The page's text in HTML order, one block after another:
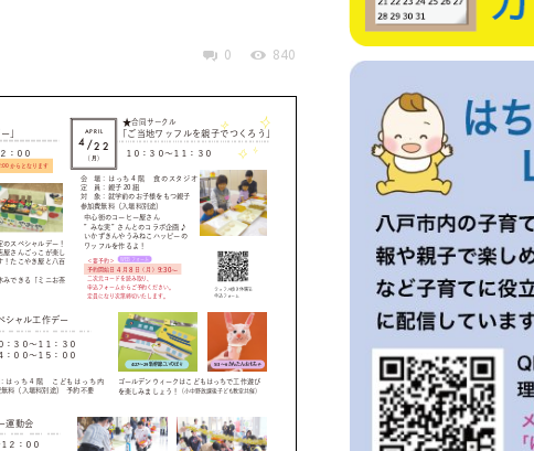
0 840